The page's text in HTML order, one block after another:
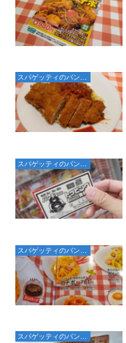
スパゲッティのパンチョ
スパゲッティのパンチョ